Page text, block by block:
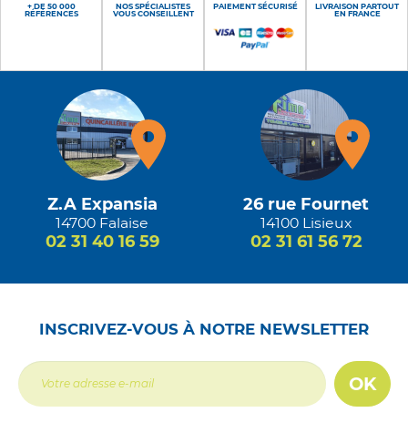
+ DE 50 000
RÉFÉRENCES
NOS SPÉCIALISTES
VOUS CONSEILLENT
PAIEMENT SÉCURISÉ
LIVRAISON PARTOUT
EN FRANCE
Z.A Expansia
14700 Falaise
02 31 40 16 59
26 rue Fournet
14100 Lisieux
02 31 61 56 72
INSCRIVEZ-VOUS À NOTRE NEWSLETTER
OK